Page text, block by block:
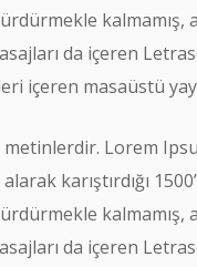
da içeren
masaüstü
Lorem
karıştırdığı
da içeren